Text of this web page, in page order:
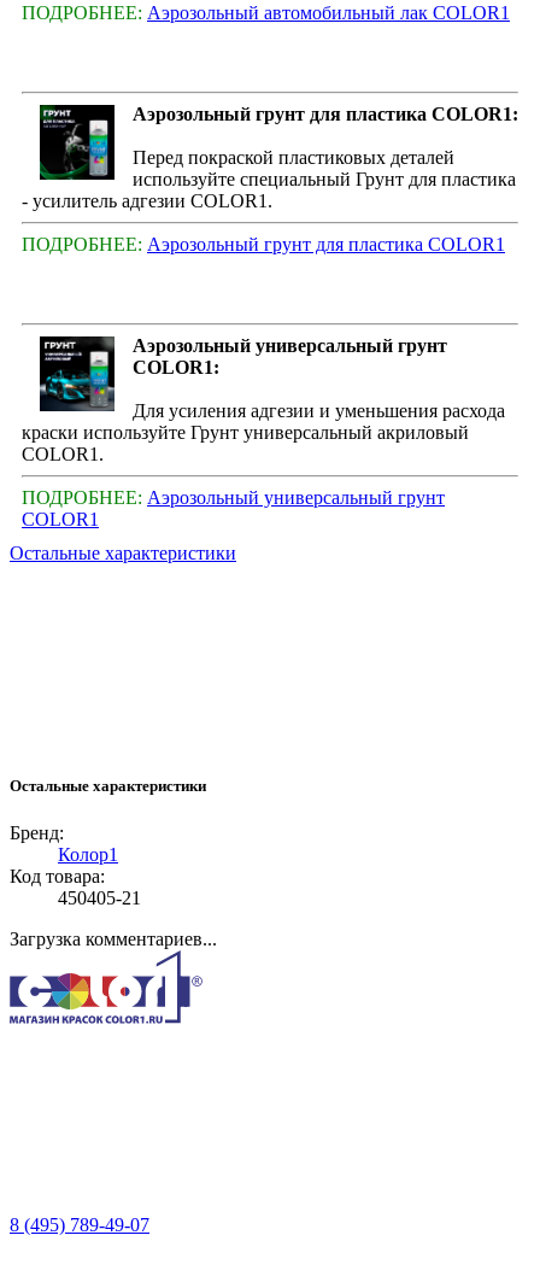
ПОДРОБНЕЕ: Аэрозольный автомобильный лак COLOR1
Аэрозольный грунт для пластика COLOR1:
Перед покраской пластиковых деталей
используйте специальный Грунт для пластика
- усилитель адгезии COLOR1.
ПОДРОБНЕЕ: Аэрозольный грунт для пластика COLOR1
Аэрозольный универсальный грунт
COLOR1:
Для усиления адгезии и уменьшения расхода
краски используйте Грунт универсальный акриловый
COLOR1.
ПОДРОБНЕЕ: Аэрозольный универсальный грунт
COLOR1
Остальные характеристики
Остальные характеристики
Бренд:
Колор1
Код товара:
450405-21
Загрузка комментариев...
8 (495) 789-49-07